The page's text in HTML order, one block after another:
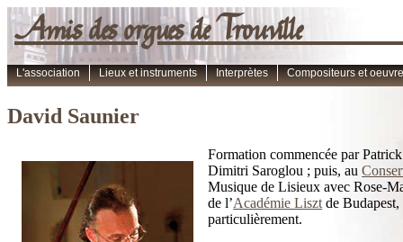
Amis des orgues de
L'association Lieux et instruments Interprètes Compositeurs et
David Saunier
Formation commencée par
Dimitri Saroglou ; puis, au
Musique de Lisieux avec Rose-
de l’Académie Liszt de
particulièrement.